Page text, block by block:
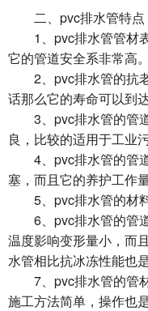
二、pvc排水管特点
1、pvc排水管管材
它的管道安全系非常高。
2、pvc排水管的抗
话那么它的寿命可以到
3、pvc排水管的管
良，比较的适用于工业
4、pvc排水管的管
塞，而且它的养护工作量
5、pvc排水管的材
6、pvc排水管的管
温度影响变形量小，而
水管相比抗冰冻性能也
7、pvc排水管的管
施工方法简单，操作也